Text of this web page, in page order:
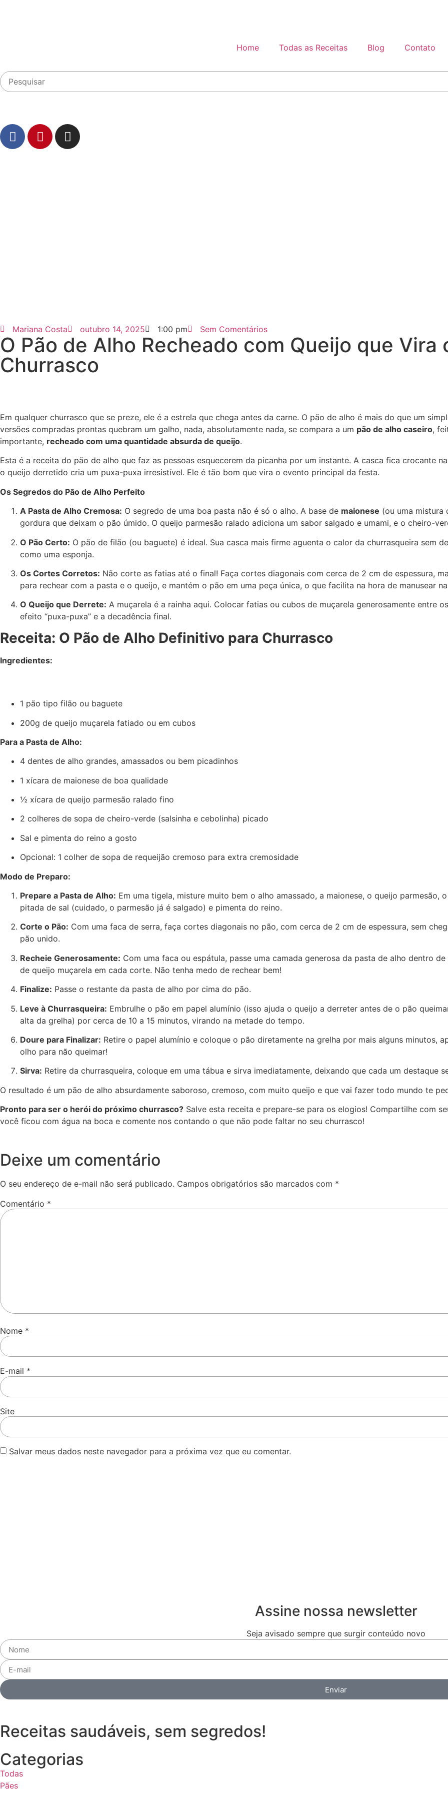
Home Todas as Receitas Blog Contato
Mariana Costa outubro 14, 2025 1:00 pm Sem Comentários
O Pão de Alho Recheado com Queijo que
Churrasco
Em qualquer churrasco que se preze, ele é a estrela que chega antes da carne. O pão de alho é mais do que um
versões compradas prontas quebram um galho, nada, absolutamente nada, se compara a um pão de alho caseiro,
importante, recheado com uma quantidade absurda de queijo.
Esta é a receita do pão de alho que faz as pessoas esquecerem da picanha por um instante. A casca fica crocante
o queijo derretido cria um puxa-puxa irresistível. Ele é tão bom que vira o evento principal da festa.
Os Segredos do Pão de Alho Perfeito
A Pasta de Alho Cremosa: O segredo de uma boa pasta não é só o alho. A base de maionese (ou uma mistura
gordura que deixam o pão úmido. O queijo parmesão ralado adiciona um sabor salgado e umami, e o cheiro-
O Pão Certo: O pão de filão (ou baguete) é ideal. Sua casca mais firme aguenta o calor da churrasqueira sem
como uma esponja.
Os Cortes Corretos: Não corte as fatias até o final! Faça cortes diagonais com cerca de 2 cm de espessura,
para rechear com a pasta e o queijo, e mantém o pão em uma peça única, o que facilita na hora de manusear
O Queijo que Derrete: A muçarela é a rainha aqui. Colocar fatias ou cubos de muçarela generosamente entre
efeito “puxa-puxa” e a decadência final.
Receita: O Pão de Alho Definitivo para Churrasco
Ingredientes:
1 pão tipo filão ou baguete
200g de queijo muçarela fatiado ou em cubos
Para a Pasta de Alho:
4 dentes de alho grandes, amassados ou bem picadinhos
1 xícara de maionese de boa qualidade
½ xícara de queijo parmesão ralado fino
2 colheres de sopa de cheiro-verde (salsinha e cebolinha) picado
Sal e pimenta do reino a gosto
Opcional: 1 colher de sopa de requeijão cremoso para extra cremosidade
Modo de Preparo:
Prepare a Pasta de Alho: Em uma tigela, misture muito bem o alho amassado, a maionese, o queijo parmesão,
pitada de sal (cuidado, o parmesão já é salgado) e pimenta do reino.
Corte o Pão: Com uma faca de serra, faça cortes diagonais no pão, com cerca de 2 cm de espessura, sem
pão unido.
Recheie Generosamente: Com uma faca ou espátula, passe uma camada generosa da pasta de alho dentro
de queijo muçarela em cada corte. Não tenha medo de rechear bem!
Finalize: Passe o restante da pasta de alho por cima do pão.
Leve à Churrasqueira: Embrulhe o pão em papel alumínio (isso ajuda o queijo a derreter antes de o pão
alta da grelha) por cerca de 10 a 15 minutos, virando na metade do tempo.
Doure para Finalizar: Retire o papel alumínio e coloque o pão diretamente na grelha por mais alguns minutos,
olho para não queimar!
Sirva: Retire da churrasqueira, coloque em uma tábua e sirva imediatamente, deixando que cada um destaque
O resultado é um pão de alho absurdamente saboroso, cremoso, com muito queijo e que vai fazer todo mundo te
Pronto para ser o herói do próximo churrasco? Salve esta receita e prepare-se para os elogios! Compartilhe com
você ficou com água na boca e comente nos contando o que não pode faltar no seu churrasco!
Deixe um comentário
O seu endereço de e-mail não será publicado. Campos obrigatórios são marcados com *
Comentário *
Nome *
E-mail *
Site
Salvar meus dados neste navegador para a próxima vez que eu comentar.
Assine nossa newsletter
Seja avisado sempre que surgir conteúdo novo
Enviar
Receitas saudáveis, sem segredos!
Categorias
Todas
Pães